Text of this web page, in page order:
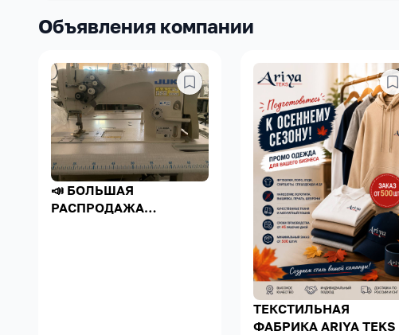
Объявления компании
📣 БОЛЬШАЯ
РАСПРОДАЖА
ТЕКСТИЛЬНАЯ
ФАБРИКА ARIYA TEKS